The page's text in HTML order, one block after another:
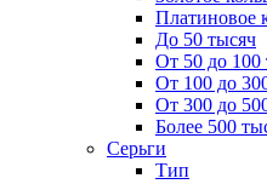
Платиновое
До 50 тысяч
От 50 до 100
От 100 до
От 300 до
Более 500
Серьги
Тип